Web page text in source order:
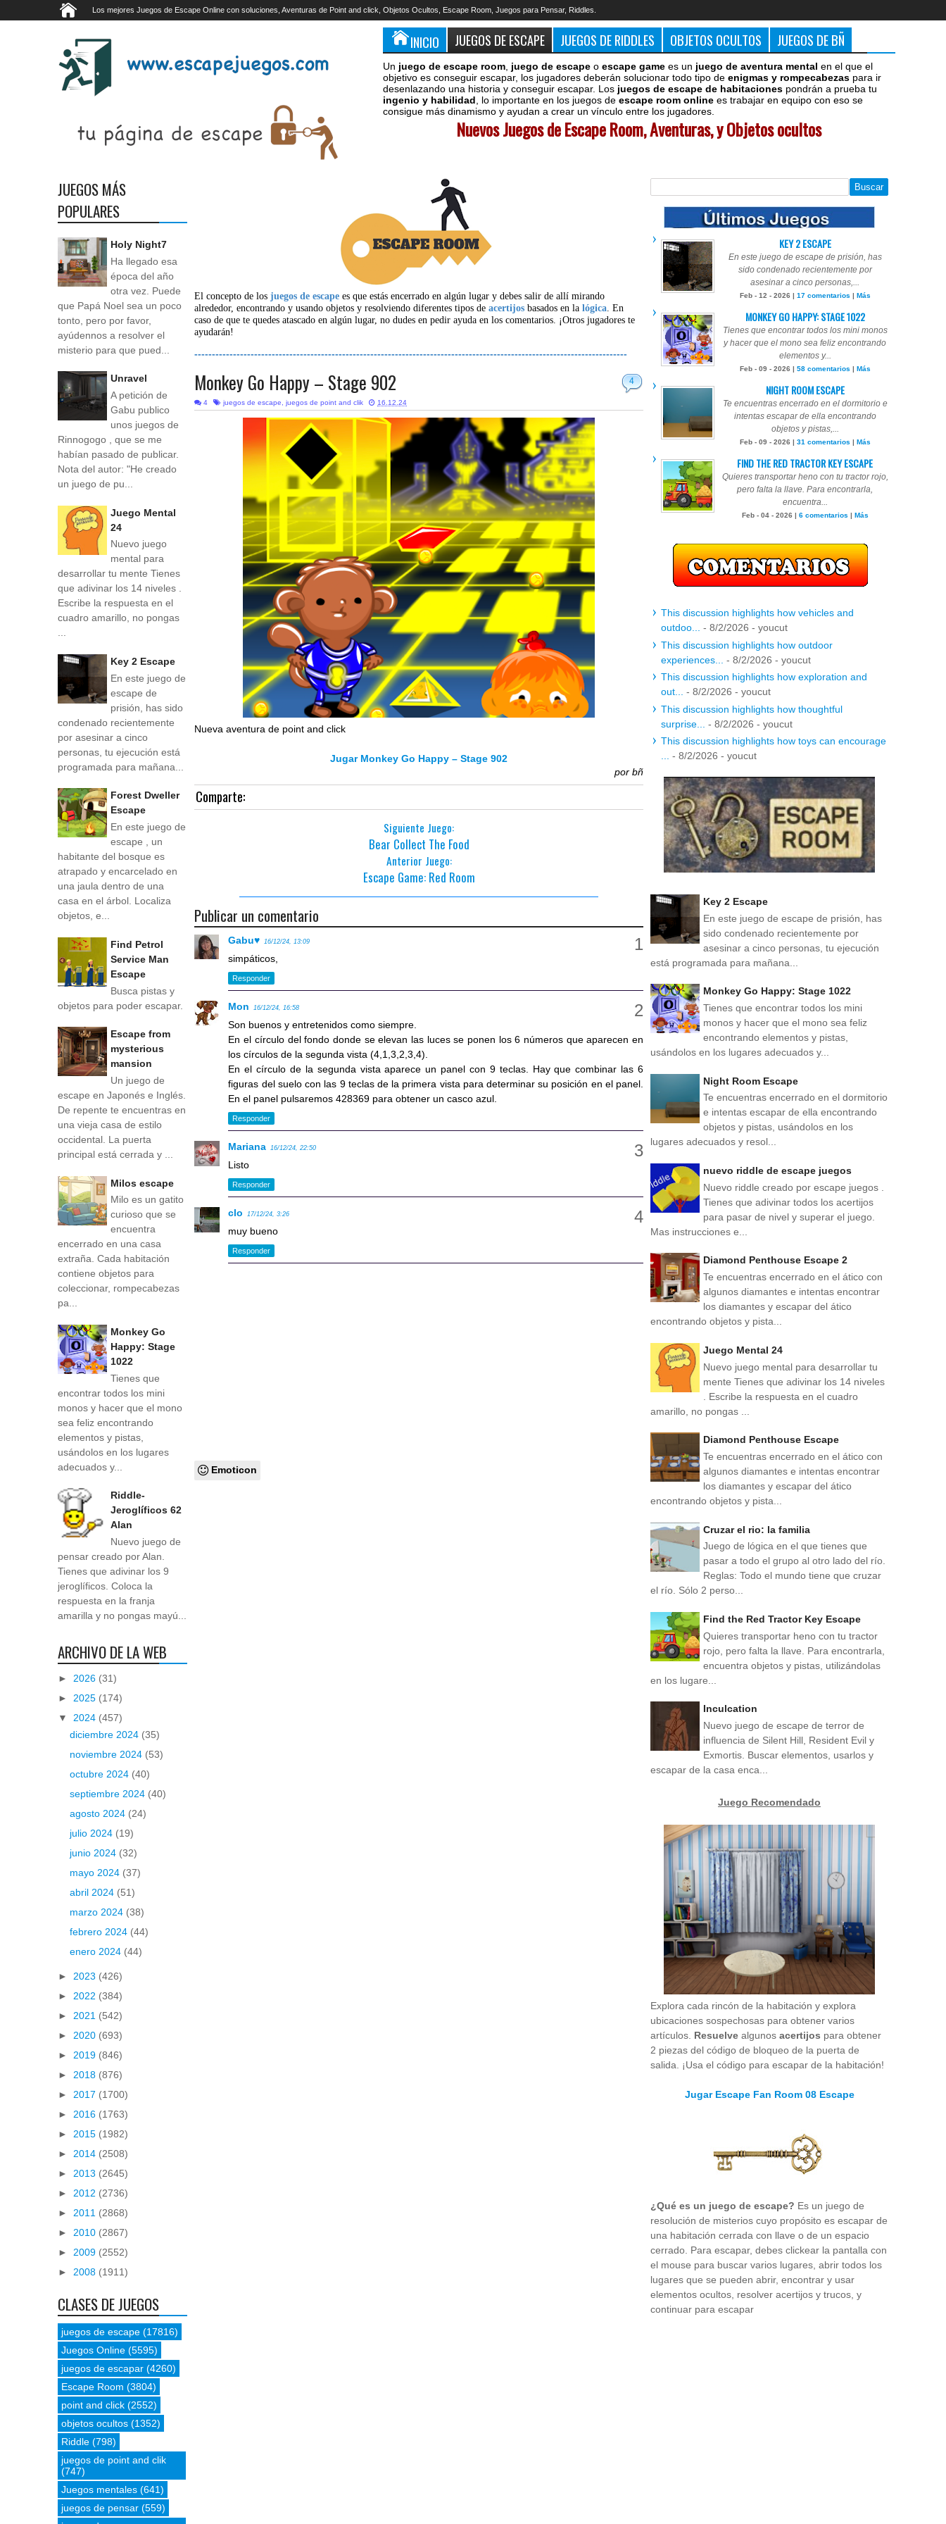
Los mejores Juegos de Escape Online con soluciones, Aventuras de Point and click, Objetos Ocultos, Escape Room, Juegos para Pensar, Riddles.
INICIO JUEGOS DE ESCAPE JUEGOS DE RIDDLES OBJETOS OCULTOS JUEGOS DE BÑ
Un juego de escape room juego de escape o escape game es un juego de aventura mental en el que el
objetivo es conseguir escapar, los jugadores deberán solucionar todo tipo de enigmas y rompecabezas para ir
desenlazando una historia y conseguir escapar. Los juegos de escape de habitaciones pondrán a prueba tu
ingenio y habilidad , lo importante en los juegos de escape room online es trabajar en equipo con eso se
consigue más dinamismo y ayudan a crear un vínculo entre los jugadores.
Nuevos Juegos de Escape Room, Aventuras, y Objetos ocultos
El concepto de losjuegos de escape es que estás encerrado en algún lugar y debes salir de allí mirando
alrededor, encontrando y usando objetos y resolviendo diferentes tipos deacertijos basados en lalógica. En
caso de que te quedes atascado en algún lugar, no dudes en pedir ayuda en los comentarios. ¡Otros jugadores te
ayudarán!
---------------------------------------------------------------------------------------------------------------------------
4
Monkey Go Happy – Stage 902
4 juegos de escape juegos de point and clik 16.12.24
Nueva aventura de point and click
Jugar Monkey Go Happy – Stage 902
por bñ
Comparte:
Siguiente Juego:
Bear Collect The Food
Anterior Juego:
Escape Game: Red Room
Publicar un comentario
Gabu♥ 16/12/24, 13:09
simpáticos,
Responder
Mon 16/12/24, 16:58
Son buenos y entretenidos como siempre.
En el círculo del fondo donde se elevan las luces se ponen los 6 números que aparecen en
los círculos de la segunda vista (4,1,3,2,3,4).
En el círculo de la segunda vista aparece un panel con 9 teclas. Hay que combinar las 6
figuras del suelo con las 9 teclas de la primera vista para determinar su posición en el panel.
En el panel pulsaremos 428369 para obtener un casco azul.
Responder
Mariana 16/12/24, 22:50
Listo
Responder
clo 17/12/24, 3:26
muy bueno
Responder
Emoticon
JUEGOS MÁS
POPULARES
Holy Night7
Ha llegado esa
época del año
otra vez. Puede
que Papá Noel sea un poco
tonto, pero por favor,
ayúdennos a resolver el
misterio para que pued...
Unravel
A petición de
Gabu publico
unos juegos de
Rinnogogo , que se me
habían pasado de publicar.
Nota del autor: "He creado
un juego de pu...
Juego Mental
24
Nuevo juego
mental para
desarrollar tu mente Tienes
que adivinar los 14 niveles .
Escribe la respuesta en el
cuadro amarillo, no pongas
...
Key 2 Escape
En este juego de
escape de
prisión, has sido
condenado recientemente
por asesinar a cinco
personas, tu ejecución está
programada para mañana...
Forest Dweller
Escape
En este juego de
escape , un
habitante del bosque es
atrapado y encarcelado en
una jaula dentro de una
casa en el árbol. Localiza
objetos, e...
Find Petrol
Service Man
Escape
Busca pistas y
objetos para poder escapar.
Escape from
mysterious
mansion
Un juego de
escape en Japonés e Inglés.
De repente te encuentras en
una vieja casa de estilo
occidental. La puerta
principal está cerrada y ...
Milos escape
Milo es un gatito
curioso que se
encuentra
encerrado en una casa
extraña. Cada habitación
contiene objetos para
coleccionar, rompecabezas
pa...
Monkey Go
Happy: Stage
1022
Tienes que
encontrar todos los mini
monos y hacer que el mono
sea feliz encontrando
elementos y pistas,
usándolos en los lugares
adecuados y...
Riddle-
Jeroglíficos 62
Alan
Nuevo juego de
pensar creado por Alan.
Tienes que adivinar los 9
jeroglíficos. Coloca la
respuesta en la franja
amarilla y no pongas mayú...
ARCHIVO DE LA WEB
► 2026 (31)
► 2025 (174)
▼ 2024 (457)
diciembre 2024 (35)
noviembre 2024 (53)
octubre 2024 (40)
septiembre 2024 (40)
agosto 2024 (24)
julio 2024 (19)
junio 2024 (32)
mayo 2024 (37)
abril 2024 (51)
marzo 2024 (38)
febrero 2024 (44)
enero 2024 (44)
► 2023 (426)
► 2022 (384)
► 2021 (542)
► 2020 (693)
► 2019 (846)
► 2018 (876)
► 2017 (1700)
► 2016 (1763)
► 2015 (1982)
► 2014 (2508)
► 2013 (2645)
► 2012 (2736)
► 2011 (2868)
► 2010 (2867)
► 2009 (2552)
► 2008 (1911)
CLASES DE JUEGOS
juegos de escape (17816)
Juegos Online (5595)
juegos de escapar (4260)
Escape Room (3804)
point and click (2552)
objetos ocultos (1352)
Riddle (798)
juegos de point and clik
(747)
Juegos mentales (641)
juegos de pensar (559)
KEY 2 ESCAPE
En este juego de escape de prisión, has
sido condenado recientemente por
asesinar a cinco personas,...
Feb - 12 - 2026 | 17 comentarios | Más
MONKEY GO HAPPY: STAGE 1022
Tienes que encontrar todos los mini monos
y hacer que el mono sea feliz encontrando
elementos y...
Feb - 09 - 2026 | 58 comentarios | Más
NIGHT ROOM ESCAPE
Te encuentras encerrado en el dormitorio e
intentas escapar de ella encontrando
objetos y pistas,...
Feb - 09 - 2026 | 31 comentarios | Más
FIND THE RED TRACTOR KEY ESCAPE
Quieres transportar heno con tu tractor rojo,
pero falta la llave. Para encontrarla,
encuentra...
Feb - 04 - 2026 | 6 comentarios | Más
This discussion highlights how vehicles and
outdoo...
- 8/2/2026 - youcut
This discussion highlights how outdoor
experiences...
- 8/2/2026 - youcut
This discussion highlights how exploration and
out...
- 8/2/2026 - youcut
This discussion highlights how thoughtful
surprise...
- 8/2/2026 - youcut
This discussion highlights how toys can encourage
- 8/2/2026 - youcut
Key 2 Escape
En este juego de escape de prisión, has
sido condenado recientemente por
asesinar a cinco personas, tu ejecución
está programada para mañana...
Monkey Go Happy: Stage 1022
Tienes que encontrar todos los mini
monos y hacer que el mono sea feliz
encontrando elementos y pistas,
usándolos en los lugares adecuados y...
Night Room Escape
Te encuentras encerrado en el dormitorio
e intentas escapar de ella encontrando
objetos y pistas, usándolos en los
lugares adecuados y resol...
nuevo riddle de escape juegos
Nuevo riddle creado por escape juegos .
Tienes que adivinar todos los acertijos
para pasar de nivel y superar el juego.
Mas instrucciones e...
Diamond Penthouse Escape 2
Te encuentras encerrado en el ático con
algunos diamantes e intentas encontrar
los diamantes y escapar del ático
encontrando objetos y pista...
Juego Mental 24
Nuevo juego mental para desarrollar tu
mente Tienes que adivinar los 14 niveles
. Escribe la respuesta en el cuadro
amarillo, no pongas ...
Diamond Penthouse Escape
Te encuentras encerrado en el ático con
algunos diamantes e intentas encontrar
los diamantes y escapar del ático
encontrando objetos y pista...
Cruzar el rio: la familia
Juego de lógica en el que tienes que
pasar a todo el grupo al otro lado del río.
Reglas: Todo el mundo tiene que cruzar
el río. Sólo 2 perso...
Find the Red Tractor Key Escape
Quieres transportar heno con tu tractor
rojo, pero falta la llave. Para encontrarla,
encuentra objetos y pistas, utilizándolas
en los lugare...
Inculcation
Nuevo juego de escape de terror de
influencia de Silent Hill, Resident Evil y
Exmortis. Buscar elementos, usarlos y
escapar de la casa enca...
Juego Recomendado
Explora cada rincón de la habitación y explora
ubicaciones sospechosas para obtener varios
artículos. Resuelve algunos acertijos para obtener
2 piezas del código de bloqueo de la puerta de
salida. ¡Usa el código para escapar de la habitación!
Jugar Escape Fan Room 08 Escape
¿Qué es un juego de escape? Es un juego de
resolución de misterios cuyo propósito es escapar de
una habitación cerrada con llave o de un espacio
cerrado. Para escapar, debes clickear la pantalla con
el mouse para buscar varios lugares, abrir todos los
lugares que se pueden abrir, encontrar y usar
elementos ocultos, resolver acertijos y trucos, y
continuar para escapar